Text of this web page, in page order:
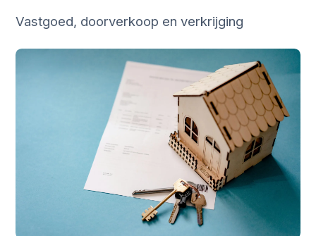
Overdrachtsbelasting
Vastgoed, doorverkoop en verkrijging